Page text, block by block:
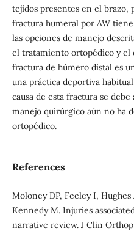
tejidos presentes en el
fractura humeral por AW
las opciones de manejo
el tratamiento ortopédico y el
fractura de húmero distal es
una práctica deportiva
causa de esta fractura se
manejo quirúrgico aún no ha
ortopédico.
References
Moloney DP, Feeley I,
Kennedy M. Injuries
narrative review. J Clin Orthop